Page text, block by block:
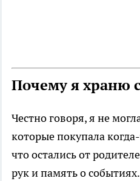
Почему я храню
Честно говоря, я не
которые покупала
что остались от
рук и память о